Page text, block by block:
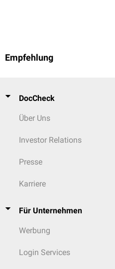
Empfehlung
DocCheck
Über Uns
Investor Relations
Presse
Karriere
Für Unternehmen
Werbung
Login Services